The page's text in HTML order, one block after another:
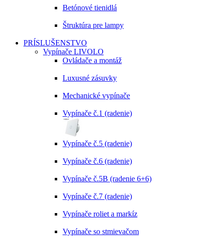
Betónové tienidlá
Štruktúra pre lampy
PRÍSLUŠENSTVO
Vypínače LIVOLO
Ovládače a montáž
Luxusné zásuvky
Mechanické vypínače
Vypínače č.1 (radenie)
Vypínače č.5 (radenie)
Vypínače č.6 (radenie)
Vypínače č.5B (radenie 6+6)
Vypínače č.7 (radenie)
Vypínače roliet a markíz
Vypínače so stmievačom